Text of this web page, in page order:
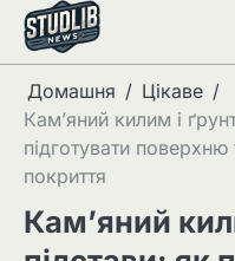
Перейти
вмісту
Домашня
Цікаве
Кам’яний килим і
підготувати
покриття
Кам’яний